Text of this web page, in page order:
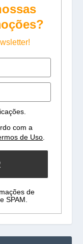
com a
de Uso
de
SPAM.